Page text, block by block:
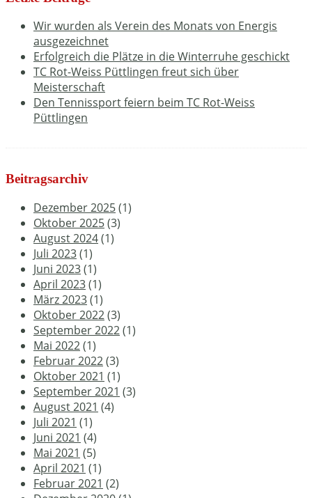
Wir wurden als Verein des Monats von Energis
ausgezeichnet
Erfolgreich die Plätze in die Winterruhe geschickt
TC Rot-Weiss Püttlingen freut sich über
Meisterschaft
Den Tennissport feiern beim TC Rot-Weiss
Püttlingen
Beitragsarchiv
Dezember 2025(1)
Oktober 2025(3)
August 2024(1)
Juli 2023(1)
Juni 2023(1)
April 2023(1)
März 2023(1)
Oktober 2022(3)
September 2022(1)
Mai 2022(1)
Februar 2022(3)
Oktober 2021 (1)
September 2021 (3)
August 2021 (4)
Juli 2021 (1)
Juni 2021 (4)
Mai 2021 (5)
April 2021 (1)
Februar 2021 (2)